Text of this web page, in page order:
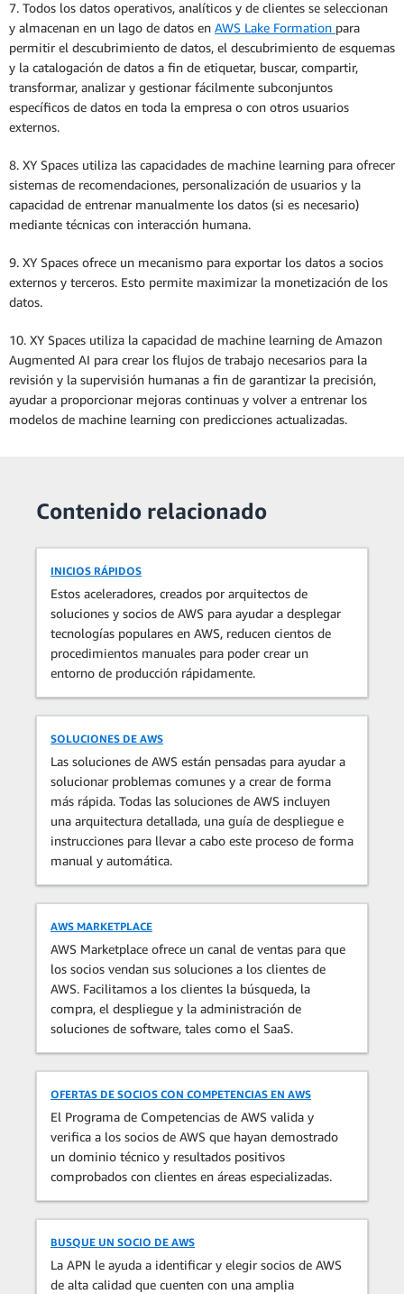
7. Todos los datos operativos, analíticos y de clientes se seleccionan
y almacenan en un lago de datos en AWS Lake Formation para
permitir el descubrimiento de datos, el descubrimiento de esquemas
y la catalogación de datos a fin de etiquetar, buscar, compartir,
transformar, analizar y gestionar fácilmente subconjuntos
específicos de datos en toda la empresa o con otros usuarios
externos.
8. XY Spaces utiliza las capacidades de machine learning para ofrecer
sistemas de recomendaciones, personalización de usuarios y la
capacidad de entrenar manualmente los datos (si es necesario)
mediante técnicas con interacción humana.
9. XY Spaces ofrece un mecanismo para exportar los datos a socios
externos y terceros. Esto permite maximizar la monetización de los
datos.
10. XY Spaces utiliza la capacidad de machine learning de Amazon
Augmented AI para crear los flujos de trabajo necesarios para la
revisión y la supervisión humanas a fin de garantizar la precisión,
ayudar a proporcionar mejoras continuas y volver a entrenar los
modelos de machine learning con predicciones actualizadas.
Contenido relacionado
INICIOS RÁPIDOS
Estos aceleradores, creados por arquitectos de
soluciones y socios de AWS para ayudar a desplegar
tecnologías populares en AWS, reducen cientos de
procedimientos manuales para poder crear un
entorno de producción rápidamente.
SOLUCIONES DE AWS
Las soluciones de AWS están pensadas para ayudar a
solucionar problemas comunes y a crear de forma
más rápida. Todas las soluciones de AWS incluyen
una arquitectura detallada, una guía de despliegue e
instrucciones para llevar a cabo este proceso de forma
manual y automática.
AWS MARKETPLACE
AWS Marketplace ofrece un canal de ventas para que
los socios vendan sus soluciones a los clientes de
AWS. Facilitamos a los clientes la búsqueda, la
compra, el despliegue y la administración de
soluciones de software, tales como el SaaS.
OFERTAS DE SOCIOS CON COMPETENCIAS EN AWS
El Programa de Competencias de AWS valida y
verifica a los socios de AWS que hayan demostrado
un dominio técnico y resultados positivos
comprobados con clientes en áreas especializadas.
BUSQUE UN SOCIO DE AWS
La APN le ayuda a identificar y elegir socios de AWS
de alta calidad que cuenten con una amplia